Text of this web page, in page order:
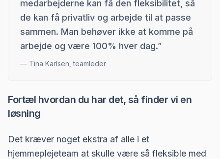
medarbejderne kan få den fleksibilitet, så
de kan få privatliv og arbejde til at passe
sammen. Man behøver ikke at komme på
arbejde og være 100% hver dag.”
— Tina Karlsen, teamleder
Fortæl hvordan du har det, så finder vi en
løsning
Det kræver noget ekstra af alle i et
hjemmeplejeteam at skulle være så fleksible med